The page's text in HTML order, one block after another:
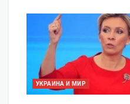
УКРАИНА И МИР